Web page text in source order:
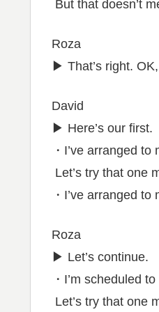
But that doesn’t
Roza
▶︎ That’s right.
David
▶︎ Here’s our first.
・I’ve arranged
Let’s try that one
・I’ve arranged
Roza
▶︎ Let’s continue.
・I’m scheduled
Let’s try that one